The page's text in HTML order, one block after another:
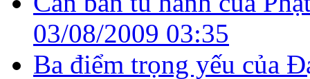
03/08/2009 03:35
Ba điểm trọng yếu của